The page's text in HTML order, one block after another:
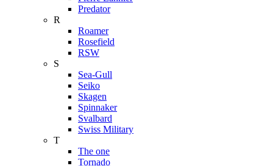
Predator
R
Roamer
Rosefield
RSW
S
Sea-Gull
Seiko
Skagen
Spinnaker
Svalbard
Swiss Military
T
The one
Tornado